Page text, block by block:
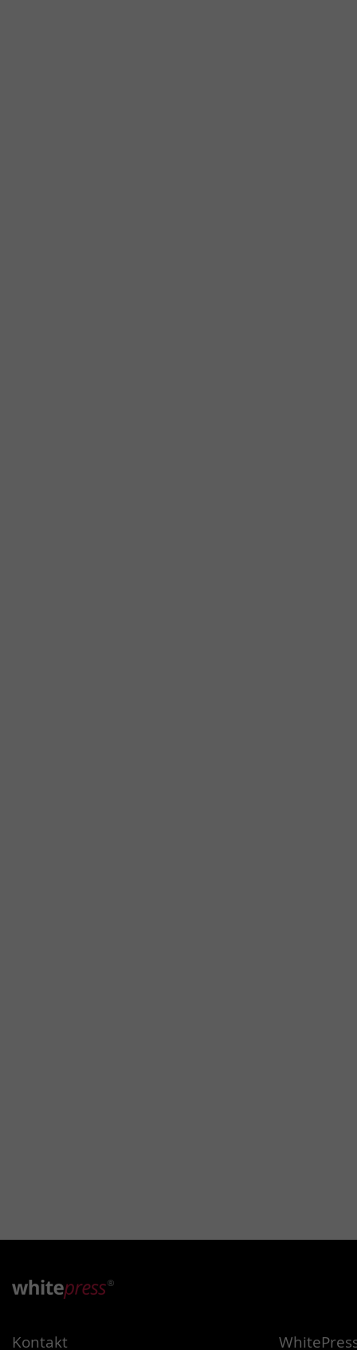
Kontakt